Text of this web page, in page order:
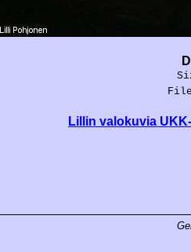
Lillin valokuvia